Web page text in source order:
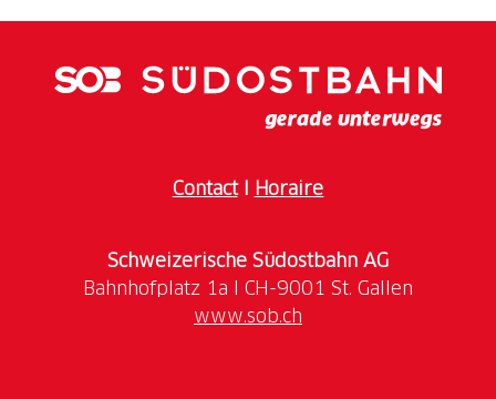
ContactI Horaire
Schweizerische Südostbahn AG
www.sob.ch